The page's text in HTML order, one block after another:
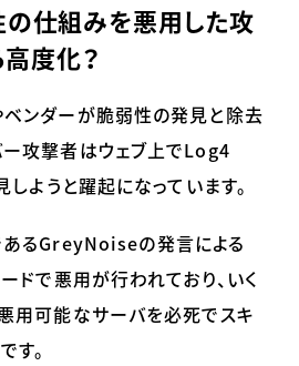
仕組みを悪用した攻
度化？
ベンダーが脆弱性の発見と除去
攻撃者はウェブ上でLog4
ようと躍起になっています。
るGreyNoiseの発言による
ドで悪用が行われており、いく
用可能なサーバを必死でスキ
す。